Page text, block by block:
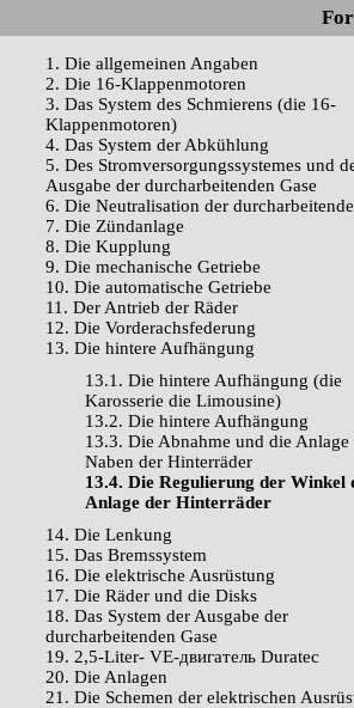
1. Die allgemeinen Angaben
2. Die 16-Klappenmotoren
3. Das System des Schmierens (die 16-
Klappenmotoren)
4. Das System der Abkühlung
5. Des Stromversorgungssystemes und
Ausgabe der durcharbeitenden Gase
6. Die Neutralisation der
7. Die Zündanlage
8. Die Kupplung
9. Die mechanische Getriebe
10. Die automatische Getriebe
11. Der Antrieb der Räder
12. Die Vorderachsfederung
13. Die hintere Aufhängung
13.1. Die hintere Aufhängung (die
Karosserie die Limousine)
13.2. Die hintere Aufhängung
13.3. Die Abnahme und die Anlage
Naben der Hinterräder
13.4. Die Regulierung der Winkel
Anlage der Hinterräder
14. Die Lenkung
15. Das Bremssystem
16. Die elektrische Ausrüstung
17. Die Räder und die Disks
18. Das System der Ausgabe der
durcharbeitenden Gase
19. 2,5-Liter- VЕ-двигатель Duratec
20. Die Anlagen
21. Die Schemen der elektrischen